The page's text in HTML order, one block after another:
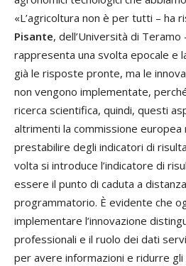
«L’agricoltura non è per tutti – ha
Pisante, dell’Università di Teramo
rappresenta una svolta epocale e
già le risposte pronte, ma le
non vengono implementate,
ricerca scientifica, quindi, questi
altrimenti la commissione
prestabilire degli indicatori di
volta si introduce l’indicatore di
essere il punto di caduta a
programmatorio. È evidente che
implementare l’innovazione
professionali e il ruolo dei dati
per avere informazioni e ridurre gli